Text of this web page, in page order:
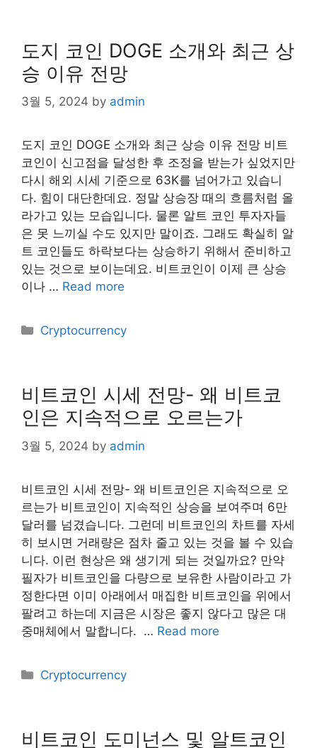
도지 코인 DOGE 소개와 최근 상
승 이유 전망
3월 5, 2024 by admin
도지 코인 DOGE 소개와 최근 상승 이유 전망 비트
코인이 신고점을 달성한 후 조정을 받는가 싶었지만
다시 해외 시세 기준으로 63K를 넘어가고 있습니
다. 힘이 대단한데요. 정말 상승장 때의 흐름처럼 올
라가고 있는 모습입니다. 물론 알트 코인 투자자들
은 못 느끼실 수도 있지만 말이죠. 그래도 확실히 알
트 코인들도 하락보다는 상승하기 위해서 준비하고
있는 것으로 보이는데요. 비트코인이 이제 큰 상승
이나 … Read more
Categories
Cryptocurrency
비트코인 시세 전망- 왜 비트코
인은 지속적으로 오르는가
3월 5, 2024 by admin
비트코인 시세 전망- 왜 비트코인은 지속적으로 오
르는가 비트코인이 지속적인 상승을 보여주며 6만
달러를 넘겼습니다. 그런데 비트코인의 차트를 자세
히 보시면 거래량은 점차 줄고 있는 것을 볼 수 있습
니다. 이런 현상은 왜 생기게 되는 것일까요? 만약
필자가 비트코인을 다량으로 보유한 사람이라고 가
정한다면 이미 아래에서 매집한 비트코인을 위에서
팔려고 하는데 지금은 시장은 좋지 않다고 많은 대
중매체에서 말합니다. ​ … Read more
Categories
Cryptocurrency
비트코인 도미넌스 및 알트코인